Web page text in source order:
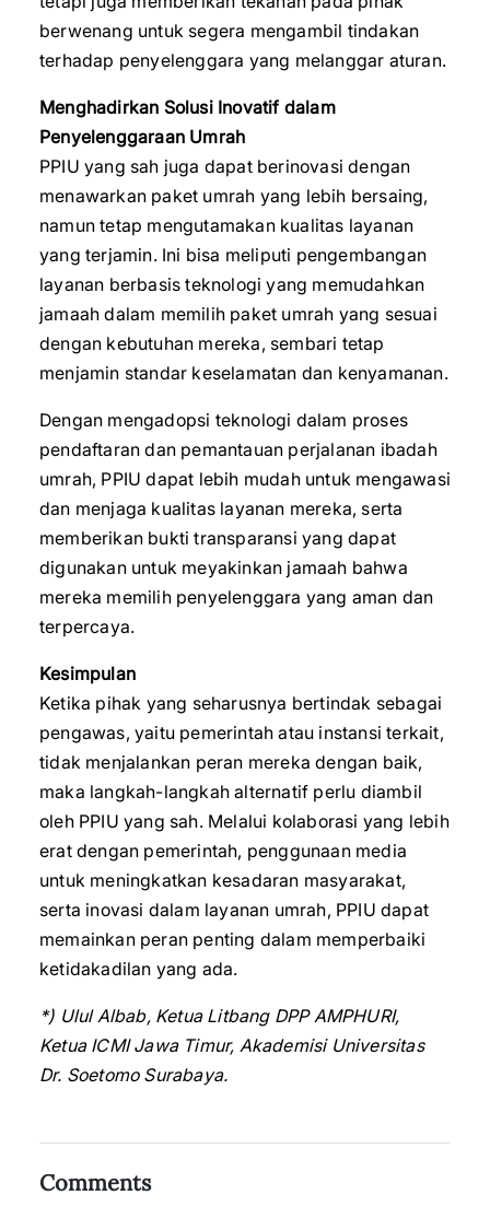
berwenang untuk segera mengambil tindakan
terhadap penyelenggara yang melanggar aturan.
Menghadirkan Solusi Inovatif dalam
Penyelenggaraan Umrah
PPIU yang sah juga dapat berinovasi dengan
menawarkan paket umrah yang lebih bersaing,
namun tetap mengutamakan kualitas layanan
yang terjamin. Ini bisa meliputi pengembangan
layanan berbasis teknologi yang memudahkan
jamaah dalam memilih paket umrah yang sesuai
dengan kebutuhan mereka, sembari tetap
menjamin standar keselamatan dan kenyamanan.
Dengan mengadopsi teknologi dalam proses
pendaftaran dan pemantauan perjalanan ibadah
umrah, PPIU dapat lebih mudah untuk mengawasi
dan menjaga kualitas layanan mereka, serta
memberikan bukti transparansi yang dapat
digunakan untuk meyakinkan jamaah bahwa
mereka memilih penyelenggara yang aman dan
terpercaya.
Kesimpulan
Ketika pihak yang seharusnya bertindak sebagai
pengawas, yaitu pemerintah atau instansi terkait,
tidak menjalankan peran mereka dengan baik,
maka langkah-langkah alternatif perlu diambil
oleh PPIU yang sah. Melalui kolaborasi yang lebih
erat dengan pemerintah, penggunaan media
untuk meningkatkan kesadaran masyarakat,
serta inovasi dalam layanan umrah, PPIU dapat
memainkan peran penting dalam memperbaiki
ketidakadilan yang ada.
*) Ulul Albab, Ketua Litbang DPP AMPHURI,
Ketua ICMI Jawa Timur, Akademisi Universitas
Dr. Soetomo Surabaya.
Comments